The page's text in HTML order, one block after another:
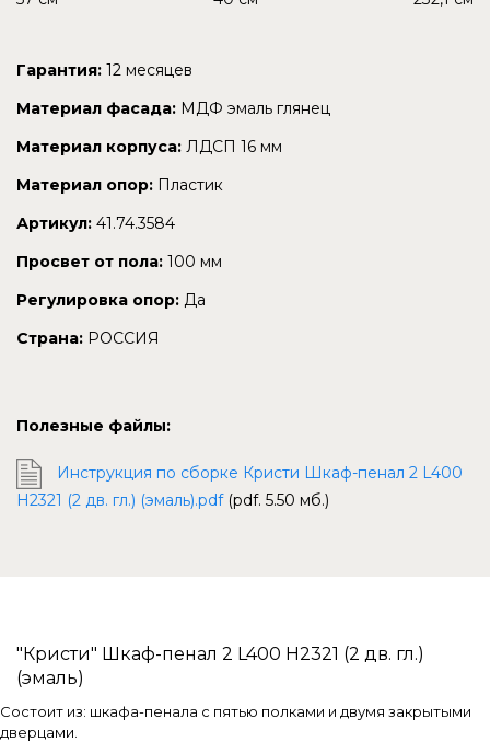
"Кристи" Шкаф-пенал 2 L400 H2321 (2 дв. гл.)
(эмаль)
Гарантия: 12 месяцев
Материал фасада: МДФ эмаль глянец
Материал корпуса: ЛДСП 16 мм
Материал опор: Пластик
Артикул: 41.74.3584
Просвет от пола: 100 мм
Регулировка опор: Да
Страна: РОССИЯ
Полезные файлы:
Инструкция по сборке Кристи Шкаф-пенал 2 L400
H2321 (2 дв. гл.) (эмаль).pdf (pdf. 5.50 мб.)
Состоит из: шкафа-пенала с пятью полками и двумя закрытыми
дверцами.